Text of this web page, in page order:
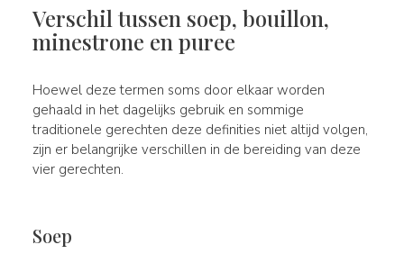
Verschil tussen soep, bouillon,
minestrone en puree
Hoewel deze termen soms door elkaar worden
gehaald in het dagelijks gebruik en sommige
traditionele gerechten deze definities niet altijd volgen,
zijn er belangrijke verschillen in de bereiding van deze
vier gerechten.
Soep